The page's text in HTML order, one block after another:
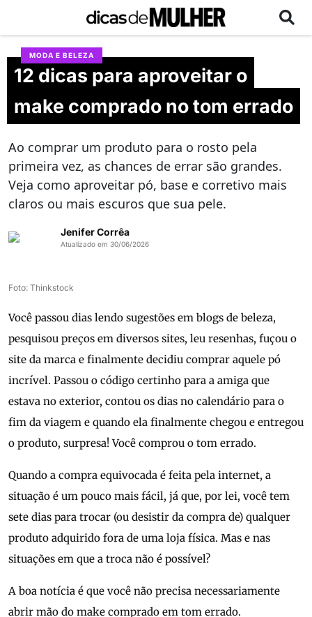
MODA E BELEZA
12 dicas para aproveitar o
make comprado no tom errado
Ao comprar um produto para o rosto pela
primeira vez, as chances de errar são grandes.
Veja como aproveitar pó, base e corretivo mais
claros ou mais escuros que sua pele.
Jenifer Corrêa
Atualizado em 30/06/2026
Foto: Thinkstock
Você passou dias lendo sugestões em blogs de beleza,
pesquisou preços em diversos sites, leu resenhas, fuçou o
site da marca e finalmente decidiu comprar aquele pó
incrível. Passou o código certinho para a amiga que
estava no exterior, contou os dias no calendário para o
fim da viagem e quando ela finalmente chegou e entregou
o produto, surpresa! Você comprou o tom errado.
Quando a compra equivocada é feita pela internet, a
situação é um pouco mais fácil, já que, por lei, você tem
sete dias para trocar (ou desistir da compra de) qualquer
produto adquirido fora de uma loja física. Mas e nas
situações em que a troca não é possível?
A boa notícia é que você não precisa necessariamente
abrir mão do make comprado em tom errado.